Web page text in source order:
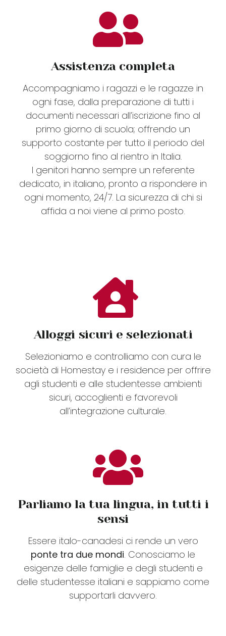
Assistenza completa
Accompagniamo i ragazzi e le ragazze in
ogni fase, dalla preparazione di tutti i
documenti necessari all’iscrizione fino al
primo giorno di scuola; offrendo un
supporto costante per tutto il periodo del
soggiorno fino al rientro in Italia.
I genitori hanno sempre un referente
dedicato, in italiano, pronto a rispondere in
ogni momento, 24/7. La sicurezza di chi si
affida a noi viene al primo posto.
Alloggi sicuri e selezionati
Selezioniamo e controlliamo con cura le
società di Homestay e i residence per offrire
agli studenti e alle studentesse ambienti
sicuri, accoglienti e favorevoli
all’integrazione culturale.
Parliamo la tua lingua, in tutti i
sensi
Essere italo-canadesi ci rende un vero
ponte tra due mondi. Conosciamo le
esigenze delle famiglie e degli studenti e
delle studentesse italiani e sappiamo come
supportarli davvero.